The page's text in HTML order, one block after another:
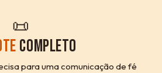
📜
COMPLETO
para uma comunicação de fé